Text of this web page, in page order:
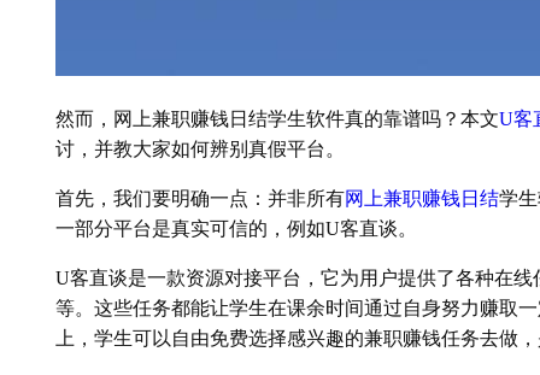
然而，网上兼职赚钱日结学生软件真的靠谱吗？本文U客
讨，并教大家如何辨别真假平台。
首先，我们要明确一点：并非所有网上兼职赚钱日结学
一部分平台是真实可信的，例如U客直谈。
U客直谈是一款资源对接平台，它为用户提供了各种在
等。这些任务都能让学生在课余时间通过自身努力赚取
上，学生可以自由免费选择感兴趣的兼职赚钱任务去做